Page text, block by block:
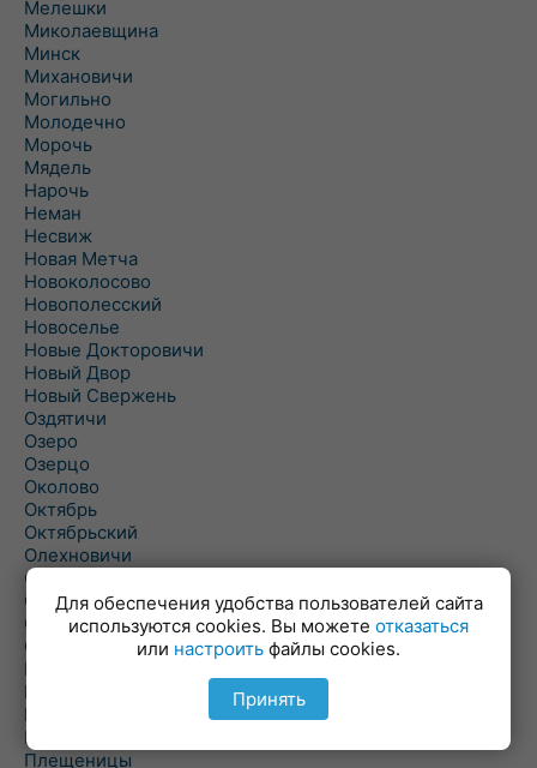
Мелешки
Миколаевщина
Минск
Михановичи
Могильно
Молодечно
Морочь
Мядель
Нарочь
Неман
Несвиж
Новая Метча
Новоколосово
Новополесский
Новоселье
Новые Докторовичи
Новый Двор
Новый Свержень
Оздятичи
Озеро
Озерцо
Околово
Октябрь
Октябрьский
Олехновичи
Омговичи
Оношки
Осовец
Острошицкий Городок
Пасека
Пастовичи
Першаи
Петришки
Плещеницы
Для обеспечения удобства пользователей сайта
используются cookies. Вы можете отказаться
или настроить файлы cookies.
Принять